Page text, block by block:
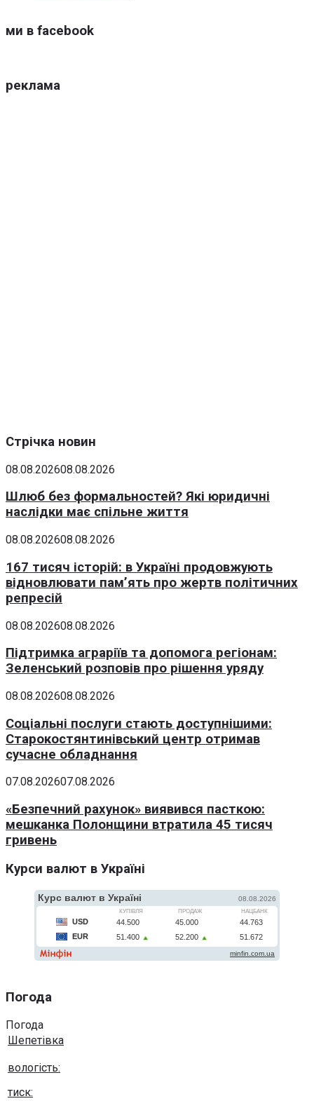
ми в facebook
реклама
Стрічка новин
08.08.202608.08.2026
Шлюб без формальностей? Які юридичні
наслідки має спільне життя
08.08.202608.08.2026
167 тисяч історій: в Україні продовжують
відновлювати пам’ять про жертв політичних
репресій
08.08.202608.08.2026
Підтримка аграріїв та допомога регіонам:
Зеленський розповів про рішення уряду
08.08.202608.08.2026
Соціальні послуги стають доступнішими:
Старокостянтинівський центр отримав
сучасне обладнання
07.08.202607.08.2026
«Безпечний рахунок» виявився пасткою:
мешканка Полонщини втратила 45 тисяч
гривень
Курси валют в Україні
Погода
Погода
Шепетівка
вологість:
тиск: